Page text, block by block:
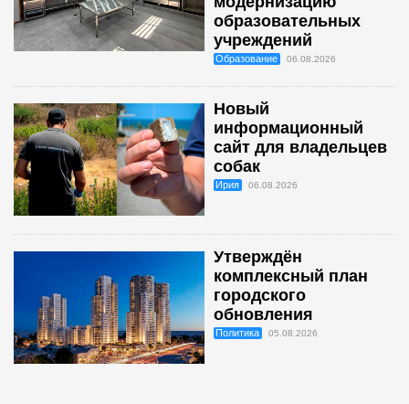
образовательных
учреждений
Образование 06.08.2026
Новый
информационный
сайт для владельцев
собак
Ирия 06.08.2026
Утверждён
комплексный план
городского
обновления
Политика 05.08.2026